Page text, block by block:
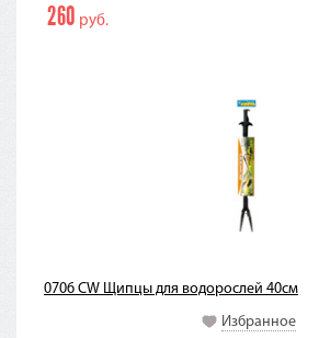
260 руб.
0706 CW Щипцы для водорослей 40см
Избранное